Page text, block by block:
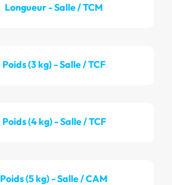
Longueur - Salle / TCM
Poids (3 kg) - Salle / TCF
Poids (4 kg) - Salle / TCF
Poids (5 kg) - Salle / CAM